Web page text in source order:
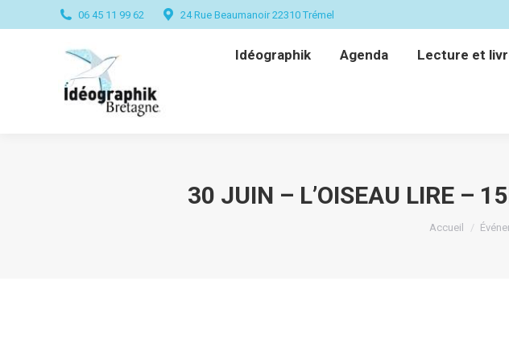
06 45 11 99 62 24 Rue Beaumanoir 22310 Trémel
Idéographik Agenda Lecture et
30 JUIN – L’OISEAU LIRE –
Vous êtes ici :
Accueil
Idéographik Agenda Lecture et